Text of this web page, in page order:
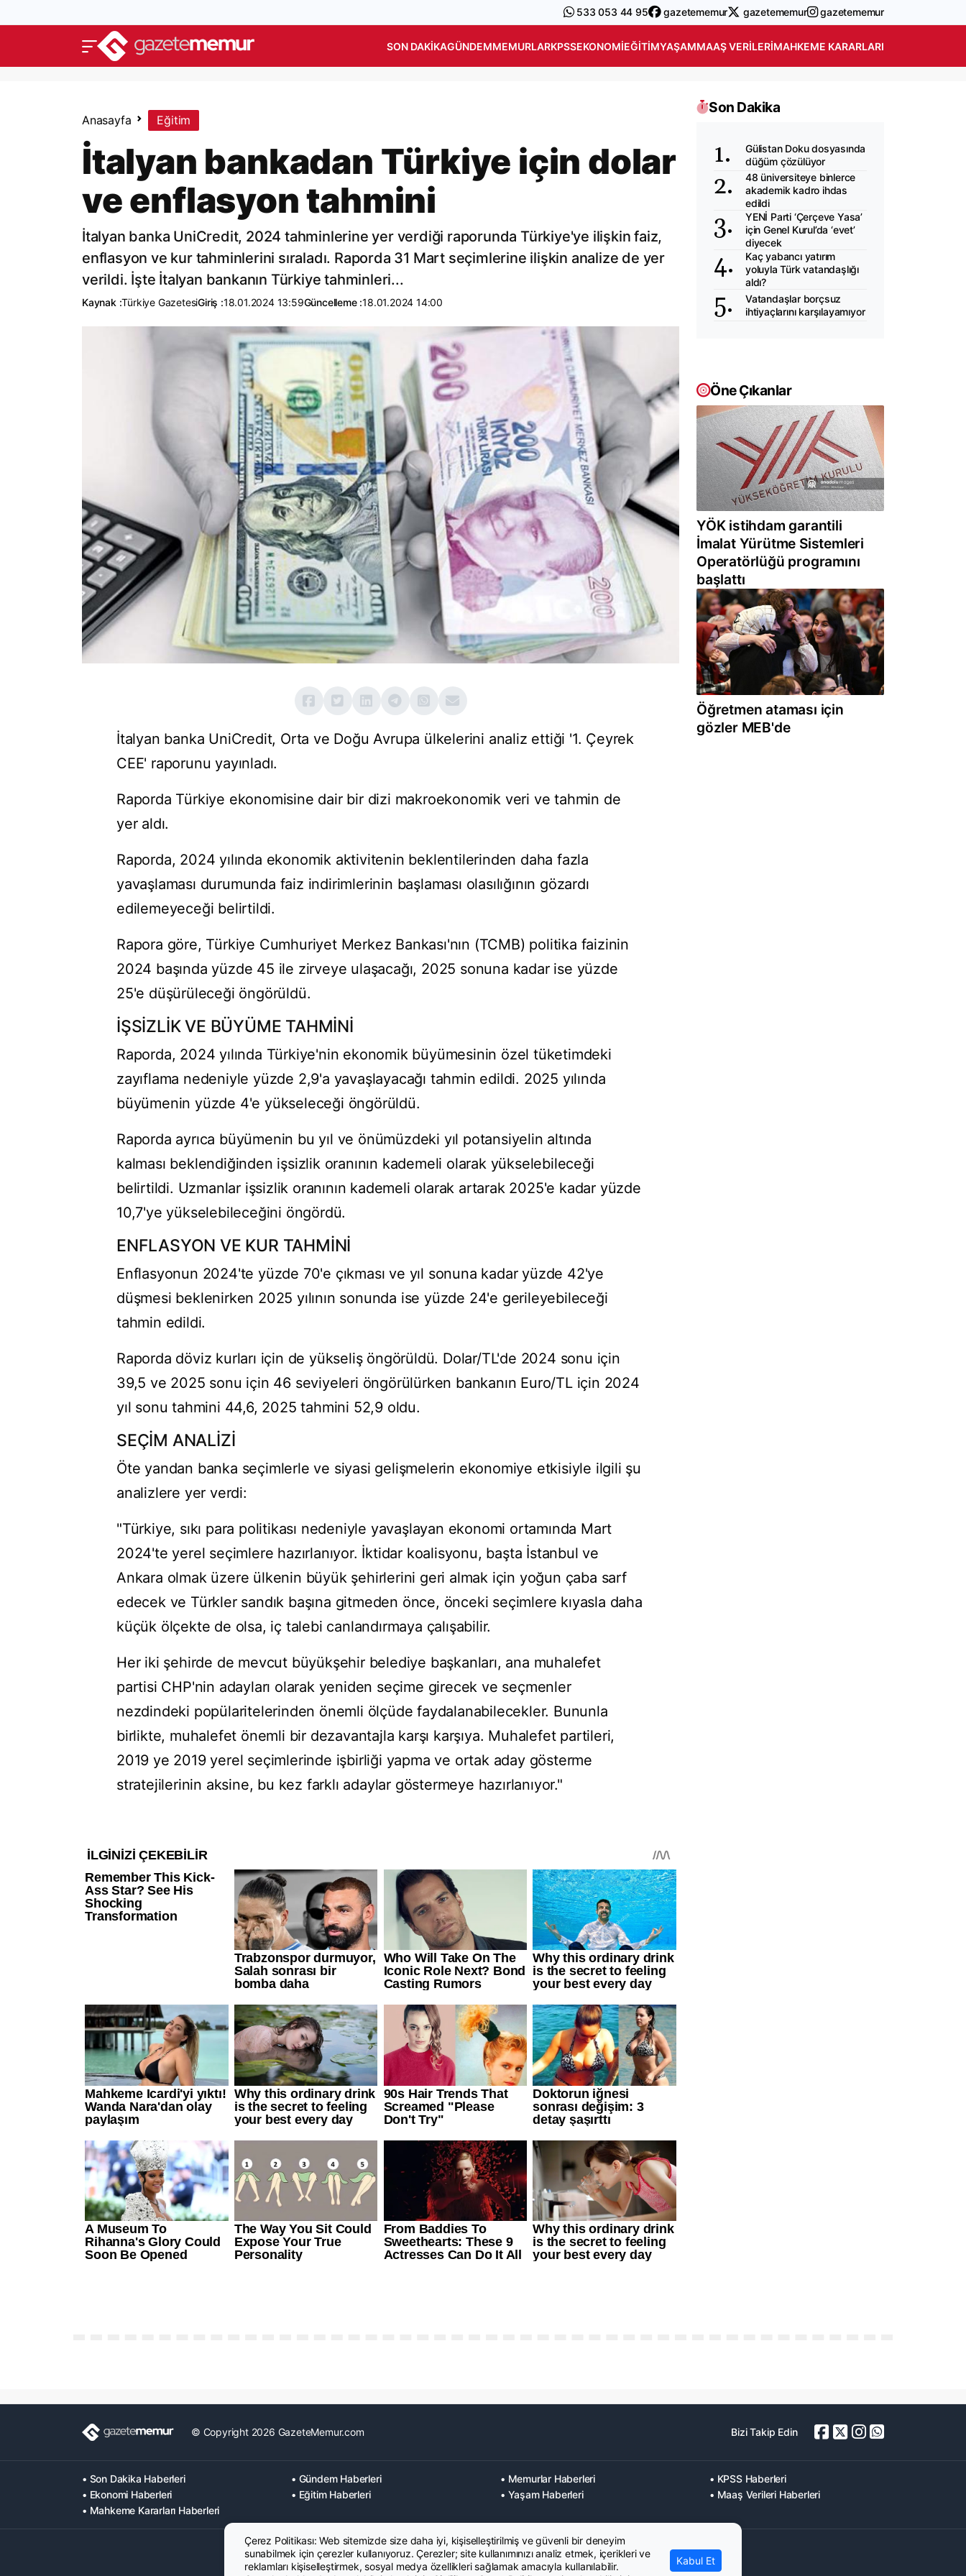
533 053 44 95 gazetememur gazetememur gazetememur
SON DAKIKAGÜNDEMMEMURLARKPSSEKONOMIEĞITIMYAŞAMMAAŞ VERILERIMAHKEME KARARLARI
Anasayfa Eğitim
İtalyan bankadan Türkiye için dolar
ve enflasyon tahmini
İtalyan banka UniCredit, 2024 tahminlerine yer verdiği raporunda Türkiye'ye ilişkin faiz,
enflasyon ve kur tahminlerini sıraladı. Raporda 31 Mart seçimlerine ilişkin analize de yer
verildi. İşte İtalyan bankanın Türkiye tahminleri...
Kaynak :Türkiye GazetesiGiriş :18.01.2024 13:59Güncelleme :18.01.2024 14:00
İtalyan banka UniCredit, Orta ve Doğu Avrupa ülkelerini analiz ettiği '1. Çeyrek
CEE' raporunu yayınladı.
Raporda Türkiye ekonomisine dair bir dizi makroekonomik veri ve tahmin de
yer aldı.
Raporda, 2024 yılında ekonomik aktivitenin beklentilerinden daha fazla
yavaşlaması durumunda faiz indirimlerinin başlaması olasılığının gözardı
edilemeyeceği belirtildi.
Rapora göre, Türkiye Cumhuriyet Merkez Bankası'nın (TCMB) politika faizinin
2024 başında yüzde 45 ile zirveye ulaşacağı, 2025 sonuna kadar ise yüzde
25'e düşürüleceği öngörüldü.
İŞSİZLİK VE BÜYÜME TAHMİNİ
Raporda, 2024 yılında Türkiye'nin ekonomik büyümesinin özel tüketimdeki
zayıflama nedeniyle yüzde 2,9'a yavaşlayacağı tahmin edildi. 2025 yılında
büyümenin yüzde 4'e yükseleceği öngörüldü.
Raporda ayrıca büyümenin bu yıl ve önümüzdeki yıl potansiyelin altında
kalması beklendiğinden işsizlik oranının kademeli olarak yükselebileceği
belirtildi. Uzmanlar işsizlik oranının kademeli olarak artarak 2025'e kadar yüzde
10,7'ye yükselebileceğini öngördü.
ENFLASYON VE KUR TAHMİNİ
Enflasyonun 2024'te yüzde 70'e çıkması ve yıl sonuna kadar yüzde 42'ye
düşmesi beklenirken 2025 yılının sonunda ise yüzde 24'e gerileyebileceği
tahmin edildi.
Raporda döviz kurları için de yükseliş öngörüldü. Dolar/TL'de 2024 sonu için
39,5 ve 2025 sonu için 46 seviyeleri öngörülürken bankanın Euro/TL için 2024
yıl sonu tahmini 44,6, 2025 tahmini 52,9 oldu.
SEÇİM ANALİZİ
Öte yandan banka seçimlerle ve siyasi gelişmelerin ekonomiye etkisiyle ilgili şu
analizlere yer verdi:
"Türkiye, sıkı para politikası nedeniyle yavaşlayan ekonomi ortamında Mart
2024'te yerel seçimlere hazırlanıyor. İktidar koalisyonu, başta İstanbul ve
Ankara olmak üzere ülkenin büyük şehirlerini geri almak için yoğun çaba sarf
edecek ve Türkler sandık başına gitmeden önce, önceki seçimlere kıyasla daha
küçük ölçekte de olsa, iç talebi canlandırmaya çalışabilir.
Her iki şehirde de mevcut büyükşehir belediye başkanları, ana muhalefet
partisi CHP'nin adayları olarak yeniden seçime girecek ve seçmenler
nezdindeki popülaritelerinden önemli ölçüde faydalanabilecekler. Bununla
birlikte, muhalefet önemli bir dezavantajla karşı karşıya. Muhalefet partileri,
2019 ye 2019 yerel seçimlerinde işbirliği yapma ve ortak aday gösterme
stratejilerinin aksine, bu kez farklı adaylar göstermeye hazırlanıyor."
Son Dakika
Gülistan Doku dosyasında
düğüm çözülüyor
48 üniversiteye binlerce
akademik kadro ihdas
edildi
YENİ Parti ‘Çerçeve Yasa’
için Genel Kurul’da ‘evet’
diyecek
Kaç yabancı yatırım
yoluyla Türk vatandaşlığı
aldı?
Vatandaşlar borçsuz
ihtiyaçlarını karşılayamıyor
Öne Çıkanlar
YÖK istihdam garantili
İmalat Yürütme Sistemleri
Operatörlüğü programını
başlattı
Öğretmen ataması için
gözler MEB'de
© Copyright 2026 GazeteMemur.com Bizi Takip Edin
• Son Dakika Haberleri • Gündem Haberleri • Memurlar Haberleri
• KPSS Haberleri
• Ekonomi Haberleri
• Eğitim Haberleri • Yaşam Haberleri
• Maaş Verileri Haberleri
• Mahkeme Kararları Haberleri
Çerez Politikası: Web sitemizde size daha iyi, kişiselleştirilmiş ve güvenli bir deneyim
sunabilmek için çerezler kullanıyoruz. Çerezler; site kullanımınızı analiz etmek, içerikleri ve
reklamları kişiselleştirmek, sosyal medya özellikleri sağlamak amacıyla kullanılabilir.
Kabul Et